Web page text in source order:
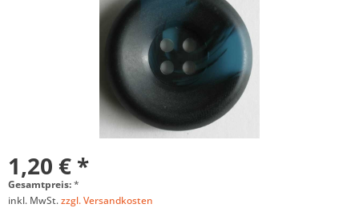
1,20 € *
Gesamtpreis:*
inkl. MwSt.zzgl. Versandkosten